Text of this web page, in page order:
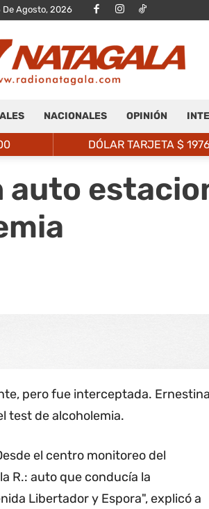
De Agosto, 2026
Natagalá
NACIONALES OPINIÓN
DÓLAR TARJETA $
pero fue interceptada.
test de alcoholemia.
el centro monitoreo del
R.: auto que conducía la
Libertador y Espora", explicó a